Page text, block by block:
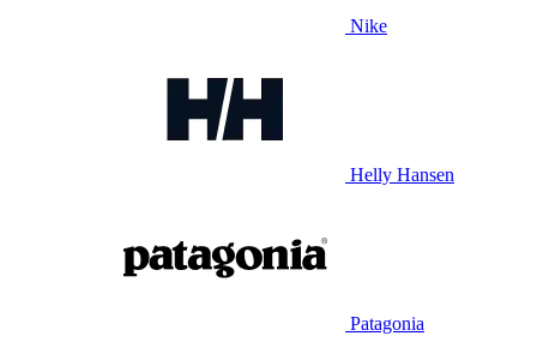
Nike
Helly Hansen
Patagonia